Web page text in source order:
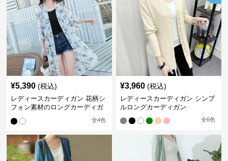
¥5,390 (税込)
レディースカーディガン 花柄シ
フォン素材のロングカーディガ
全4色
¥3,960 (税込)
レディースカーディガン シンプ
ルロングカーディガン
全6色